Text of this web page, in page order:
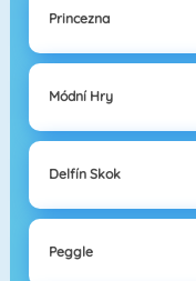
Princezna
Módní Hry
Delfín Skok
Peggle